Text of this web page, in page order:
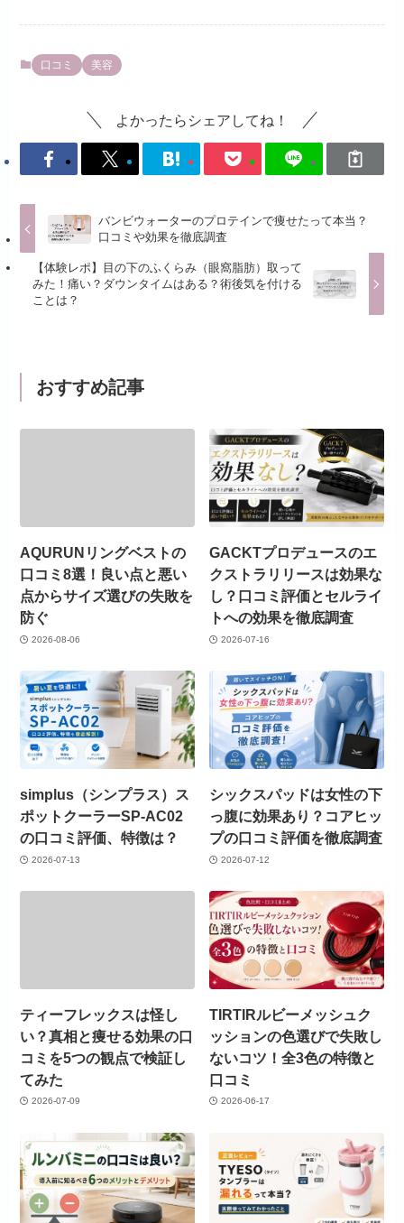
口コミ 美容
よかったらシェアしてね！
バンビウォーターのプロテインで痩せたって本当？
口コミや効果を徹底調査
【体験レポ】目の下のふくらみ（眼窩脂肪）取って
みた！痛い？ダウンタイムはある？術後気を付ける
ことは？
おすすめ記事
AQURUNリングベストの
口コミ8選！良い点と悪い
点からサイズ選びの失敗を
防ぐ
2026-08-06
GACKTプロデュースのエ
クストラリリースは効果な
し？口コミ評価とセルライ
トへの効果を徹底調査
2026-07-16
simplus（シンプラス）ス
ポットクーラーSP-AC02
の口コミ評価、特徴は？
2026-07-13
シックスパッドは女性の下
っ腹に効果あり？コアヒッ
プの口コミ評価を徹底調査
2026-07-12
ティーフレックスは怪し
い？真相と痩せる効果の口
コミを5つの観点で検証し
てみた
2026-07-09
TIRTIRルビーメッシュク
ッションの色選びで失敗し
ないコツ！全3色の特徴と
口コミ
2026-06-17